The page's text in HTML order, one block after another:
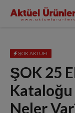
atla
ŞOK AKTÜEL
ŞOK 25
Kataloğu
Neler